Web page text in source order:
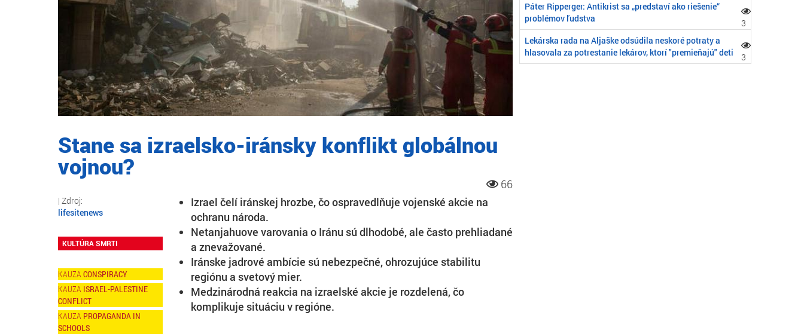
Stane sa izraelsko-iránsky konflikt globálnou
vojnou?
66
lifesitenews
KULTÚRA SMRTI
CONSPIRACY
ISRAEL-PALESTINE
CONFLICT
PROPAGANDA IN
SCHOOLS
Izrael čelí iránskej hrozbe, čo ospravedlňuje vojenské akcie na
ochranu národa.
Netanjahuove varovania o Iránu sú dlhodobé, ale často prehliadané
a znevažované.
Iránske jadrové ambície sú nebezpečné, ohrozujúce stabilitu
regiónu a svetový mier.
Medzinárodná reakcia na izraelské akcie je rozdelená, čo
komplikuje situáciu v regióne.
Páter Ripperger: Antikrist sa „predstaví ako riešenie“
problémov ľudstva
3
Lekárska rada na Aljaške odsúdila neskoré potraty a
hlasovala za potrestanie lekárov, ktorí "premieňajú" deti
3